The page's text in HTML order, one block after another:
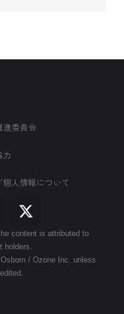
進委員会
力
人情報について
content is attributed to
holders.
/ Ozone Inc. unless